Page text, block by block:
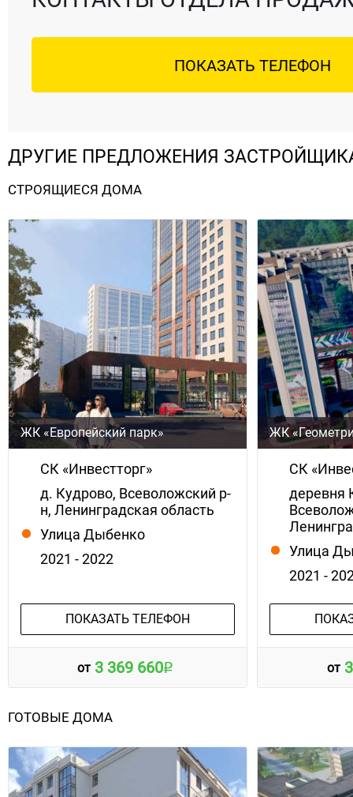
ПОКАЗАТЬ ТЕЛЕФОН
ДРУГИЕ ПРЕДЛОЖЕНИЯ
СТРОЯЩИЕСЯ ДОМА
ЖК «Европейский парк»
СК «Инвестторг»
д. Кудрово, Всеволожский р-
н, Ленинградская область
Улица Дыбенко
2021 - 2022
ПОКАЗАТЬ ТЕЛЕФОН
от 3 369 660
ЖК
СК
деревня
Улица
2021 -
от
ГОТОВЫЕ ДОМА